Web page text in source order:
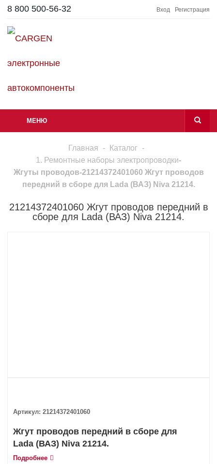
8 800 500-56-32 Вход Регистрация
МЕНЮ
Главная - Каталог -
1. Ремонтные наборы электропроводки-
Жгуты проводов-21214372401060 Жгут проводов
передний в сборе для Lada (ВАЗ) Niva 21214.
21214372401060 Жгут проводов передний в
сборе для Lada (ВАЗ) Niva 21214.
Артикул: 21214372401060
Жгут проводов передний в сборе для
Lada (ВАЗ) Niva 21214.
Подробнее